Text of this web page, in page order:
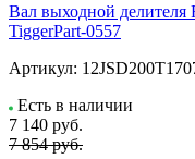
Вал выходной делителя
TiggerPart-0557
Артикул:
Есть в наличии
7 140 руб.
7 854 руб.